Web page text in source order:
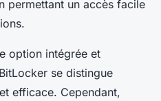
permettant un accès facile
option intégrée et
se distingue
efficace. Cependant,